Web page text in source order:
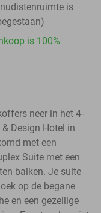
is
is 100%
neer in het 4-
Design Hotel in
met een
Suite met een
balken. Je suite
op de begane
en een gezellige